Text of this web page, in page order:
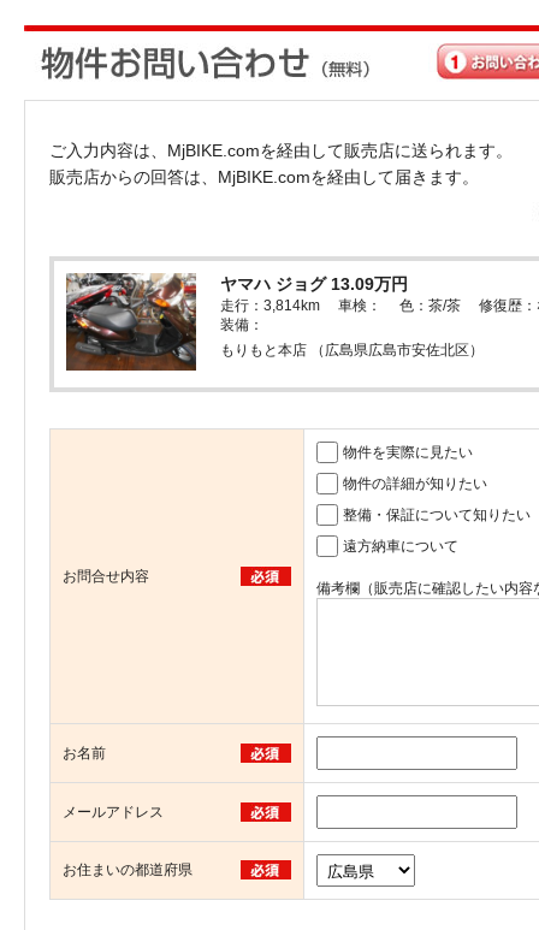
ご入力内容は、MjBIKE.comを経由して販売店に送られます。
販売店からの回答は、MjBIKE.comを経由して届きます。
ヤマハ ジョグ 13.09万円
走行：3,814km 車検： 色：茶/茶 修復歴：
装備：
もりもと本店 （広島県広島市安佐北区）
お問合せ内容
物件を実際に見たい
物件の詳細が知りたい
整備・保証について知りたい
遠方納車について
備考欄（販売店に確認したい内
お名前
メールアドレス
お住まいの都道府県